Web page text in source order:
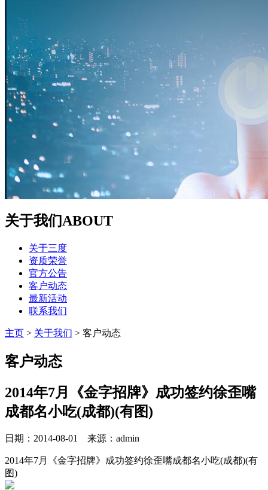
关于我们ABOUT
关于三度
资质荣誉
官方公告
客户动态
最新活动
联系我们
主页 > 关于我们 > 客户动态
客户动态
2014年7月《金字招牌》成功签约徐歪嘴
成都名小吃(成都)(有图)
日期：2014-08-01 来源：admin
2014年7月《金字招牌》成功签约徐歪嘴成都名小吃(成都)(有
图)